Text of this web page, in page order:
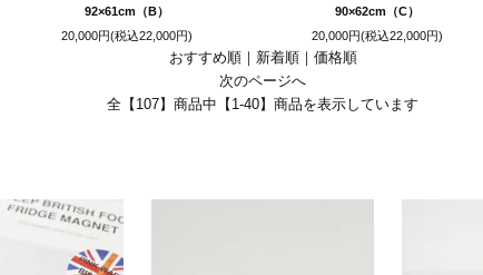
92×61cm（B）
20,000円(税込22,000円)
90×62cm（C）
20,000円(税込22,000円)
おすすめ順｜ 新着順｜ 価格順
次のページへ
全【107】商品中【1-40】商品を表示しています